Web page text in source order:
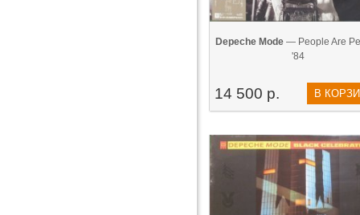
Depeche Mode — People Are
'84
14 500 р. В